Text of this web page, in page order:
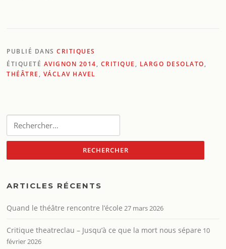
PUBLIÉ DANSCRITIQUES
ÉTIQUETÉ AVIGNON 2014, CRITIQUE, LARGO DESOLATO,
THÉÂTRE, VÁCLAV HAVEL
ARTICLES RÉCENTS
Quand le théâtre rencontre l’école 27 mars 2026
Critique theatreclau – Jusqu’à ce que la mort nous sépare 10
février 2026